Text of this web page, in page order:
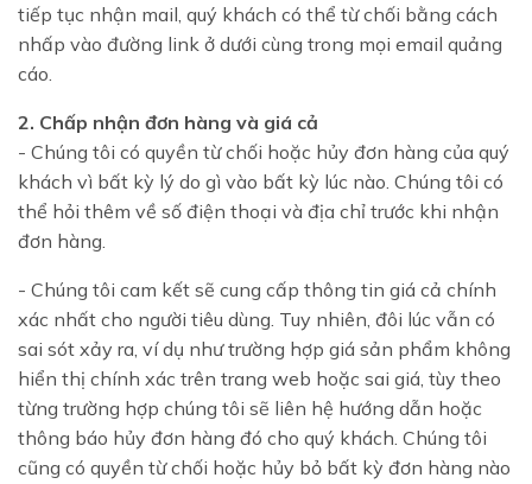
tiếp tục nhận mail, quý khách có thể từ chối bằng cách
nhấp vào đường link ở dưới cùng trong mọi email quảng
cáo.
2. Chấp nhận đơn hàng và giá cả
- Chúng tôi có quyền từ chối hoặc hủy đơn hàng của quý
khách vì bất kỳ lý do gì vào bất kỳ lúc nào. Chúng tôi có
thể hỏi thêm về số điện thoại và địa chỉ trước khi nhận
đơn hàng.
- Chúng tôi cam kết sẽ cung cấp thông tin giá cả chính
xác nhất cho người tiêu dùng. Tuy nhiên, đôi lúc vẫn có
sai sót xảy ra, ví dụ như trường hợp giá sản phẩm không
hiển thị chính xác trên trang web hoặc sai giá, tùy theo
từng trường hợp chúng tôi sẽ liên hệ hướng dẫn hoặc
thông báo hủy đơn hàng đó cho quý khách. Chúng tôi
cũng có quyền từ chối hoặc hủy bỏ bất kỳ đơn hàng nào